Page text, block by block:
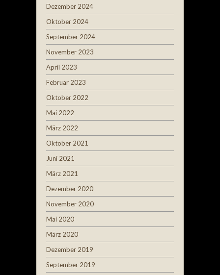
Dezember 2024
Oktober 2024
September 2024
November 2023
April 2023
Februar 2023
Oktober 2022
Mai 2022
März 2022
Oktober 2021
Juni 2021
März 2021
Dezember 2020
November 2020
Mai 2020
März 2020
Dezember 2019
September 2019